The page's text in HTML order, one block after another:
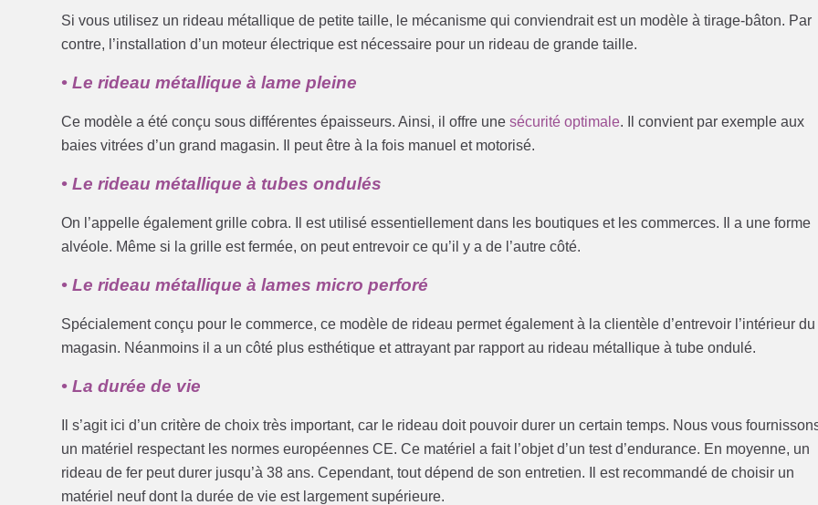
Si vous utilisez un rideau métallique de petite taille, le mécanisme qui conviendrait est un modèle à tirage-bâton. Par
contre, l’installation d’un moteur électrique est nécessaire pour un rideau de grande taille.
• Le rideau métallique à lame pleine
Ce modèle a été conçu sous différentes épaisseurs. Ainsi, il offre unesécurité optimale. Il convient par exemple aux
baies vitrées d’un grand magasin. Il peut être à la fois manuel et motorisé.
• Le rideau métallique à tubes ondulés
On l’appelle également grille cobra. Il est utilisé essentiellement dans les boutiques et les commerces. Il a une forme
alvéole. Même si la grille est fermée, on peut entrevoir ce qu’il y a de l’autre côté.
• Le rideau métallique à lames micro perforé
Spécialement conçu pour le commerce, ce modèle de rideau permet également à la clientèle d’entrevoir l’intérieur du
magasin. Néanmoins il a un côté plus esthétique et attrayant par rapport au rideau métallique à tube ondulé.
• La durée de vie
Il s’agit ici d’un critère de choix très important, car le rideau doit pouvoir durer un certain temps. Nous vous
un matériel respectant les normes européennes CE. Ce matériel a fait l’objet d’un test d’endurance. En moyenne, un
rideau de fer peut durer jusqu’à 38 ans. Cependant, tout dépend de son entretien. Il est recommandé de choisir un
matériel neuf dont la durée de vie est largement supérieure.